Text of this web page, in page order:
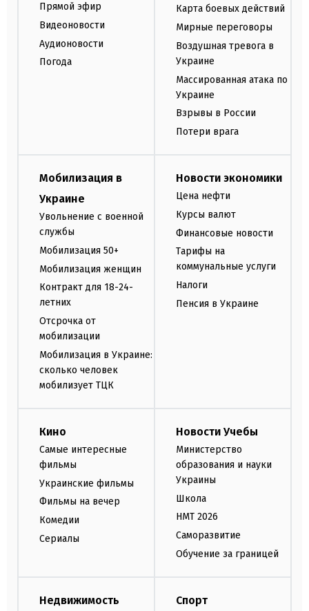
Прямой эфир
Видеоновости
Аудионовости
Погода
Карта боевых действий
Мирные переговоры
Воздушная тревога в
Украине
Массированная атака по
Украине
Взрывы в России
Потери врага
Мобилизация в
Украине
Увольнение с военной
службы
Мобилизация 50+
Мобилизация женщин
Контракт для 18-24-
летних
Отсрочка от
мобилизации
Мобилизация в Украине:
сколько человек
мобилизует ТЦК
Новости экономики
Цена нефти
Курсы валют
Финансовые новости
Тарифы на
коммунальные услуги
Налоги
Пенсия в Украине
Кино
Самые интересные
фильмы
Украинские фильмы
Фильмы на вечер
Комедии
Сериалы
Новости Учебы
Министерство
образования и науки
Украины
Школа
НМТ 2026
Саморазвитие
Обучение за границей
Недвижимость Спорт